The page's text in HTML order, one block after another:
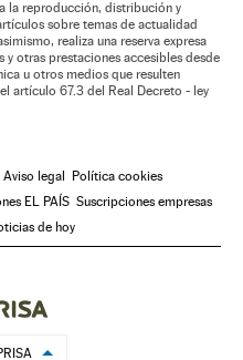
la reproducción, distribución y
sobre temas de actualidad
realiza una reserva expresa
y otras prestaciones accesibles desde
u otros medios que resulten
artículo 67.3 del Real Decreto - ley
Aviso legal Política cookies
EL PAÍS Suscripciones empresas
de hoy